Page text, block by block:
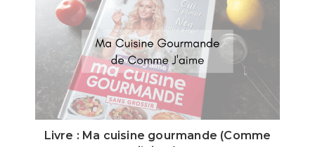
Livre : Ma cuisine gourmande (Comme